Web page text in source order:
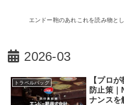
泊数から探す
エンドー鞄のあれこれを読み物と
2026-03
トラベルバッグ
【プロ
防止策
ナンスを